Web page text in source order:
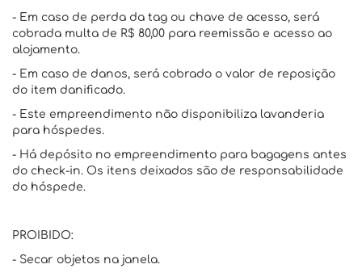
- Em caso de perda da tag ou chave de acesso, será
cobrada multa de R$ 80,00 para reemissão e acesso ao
alojamento.
- Em caso de danos, será cobrado o valor de reposição
do item danificado.
- Este empreendimento não disponibiliza lavanderia
para hóspedes.
- Há depósito no empreendimento para bagagens antes
do check-in. Os itens deixados são de responsabilidade
do hóspede.
PROIBIDO:
- Secar objetos na janela.